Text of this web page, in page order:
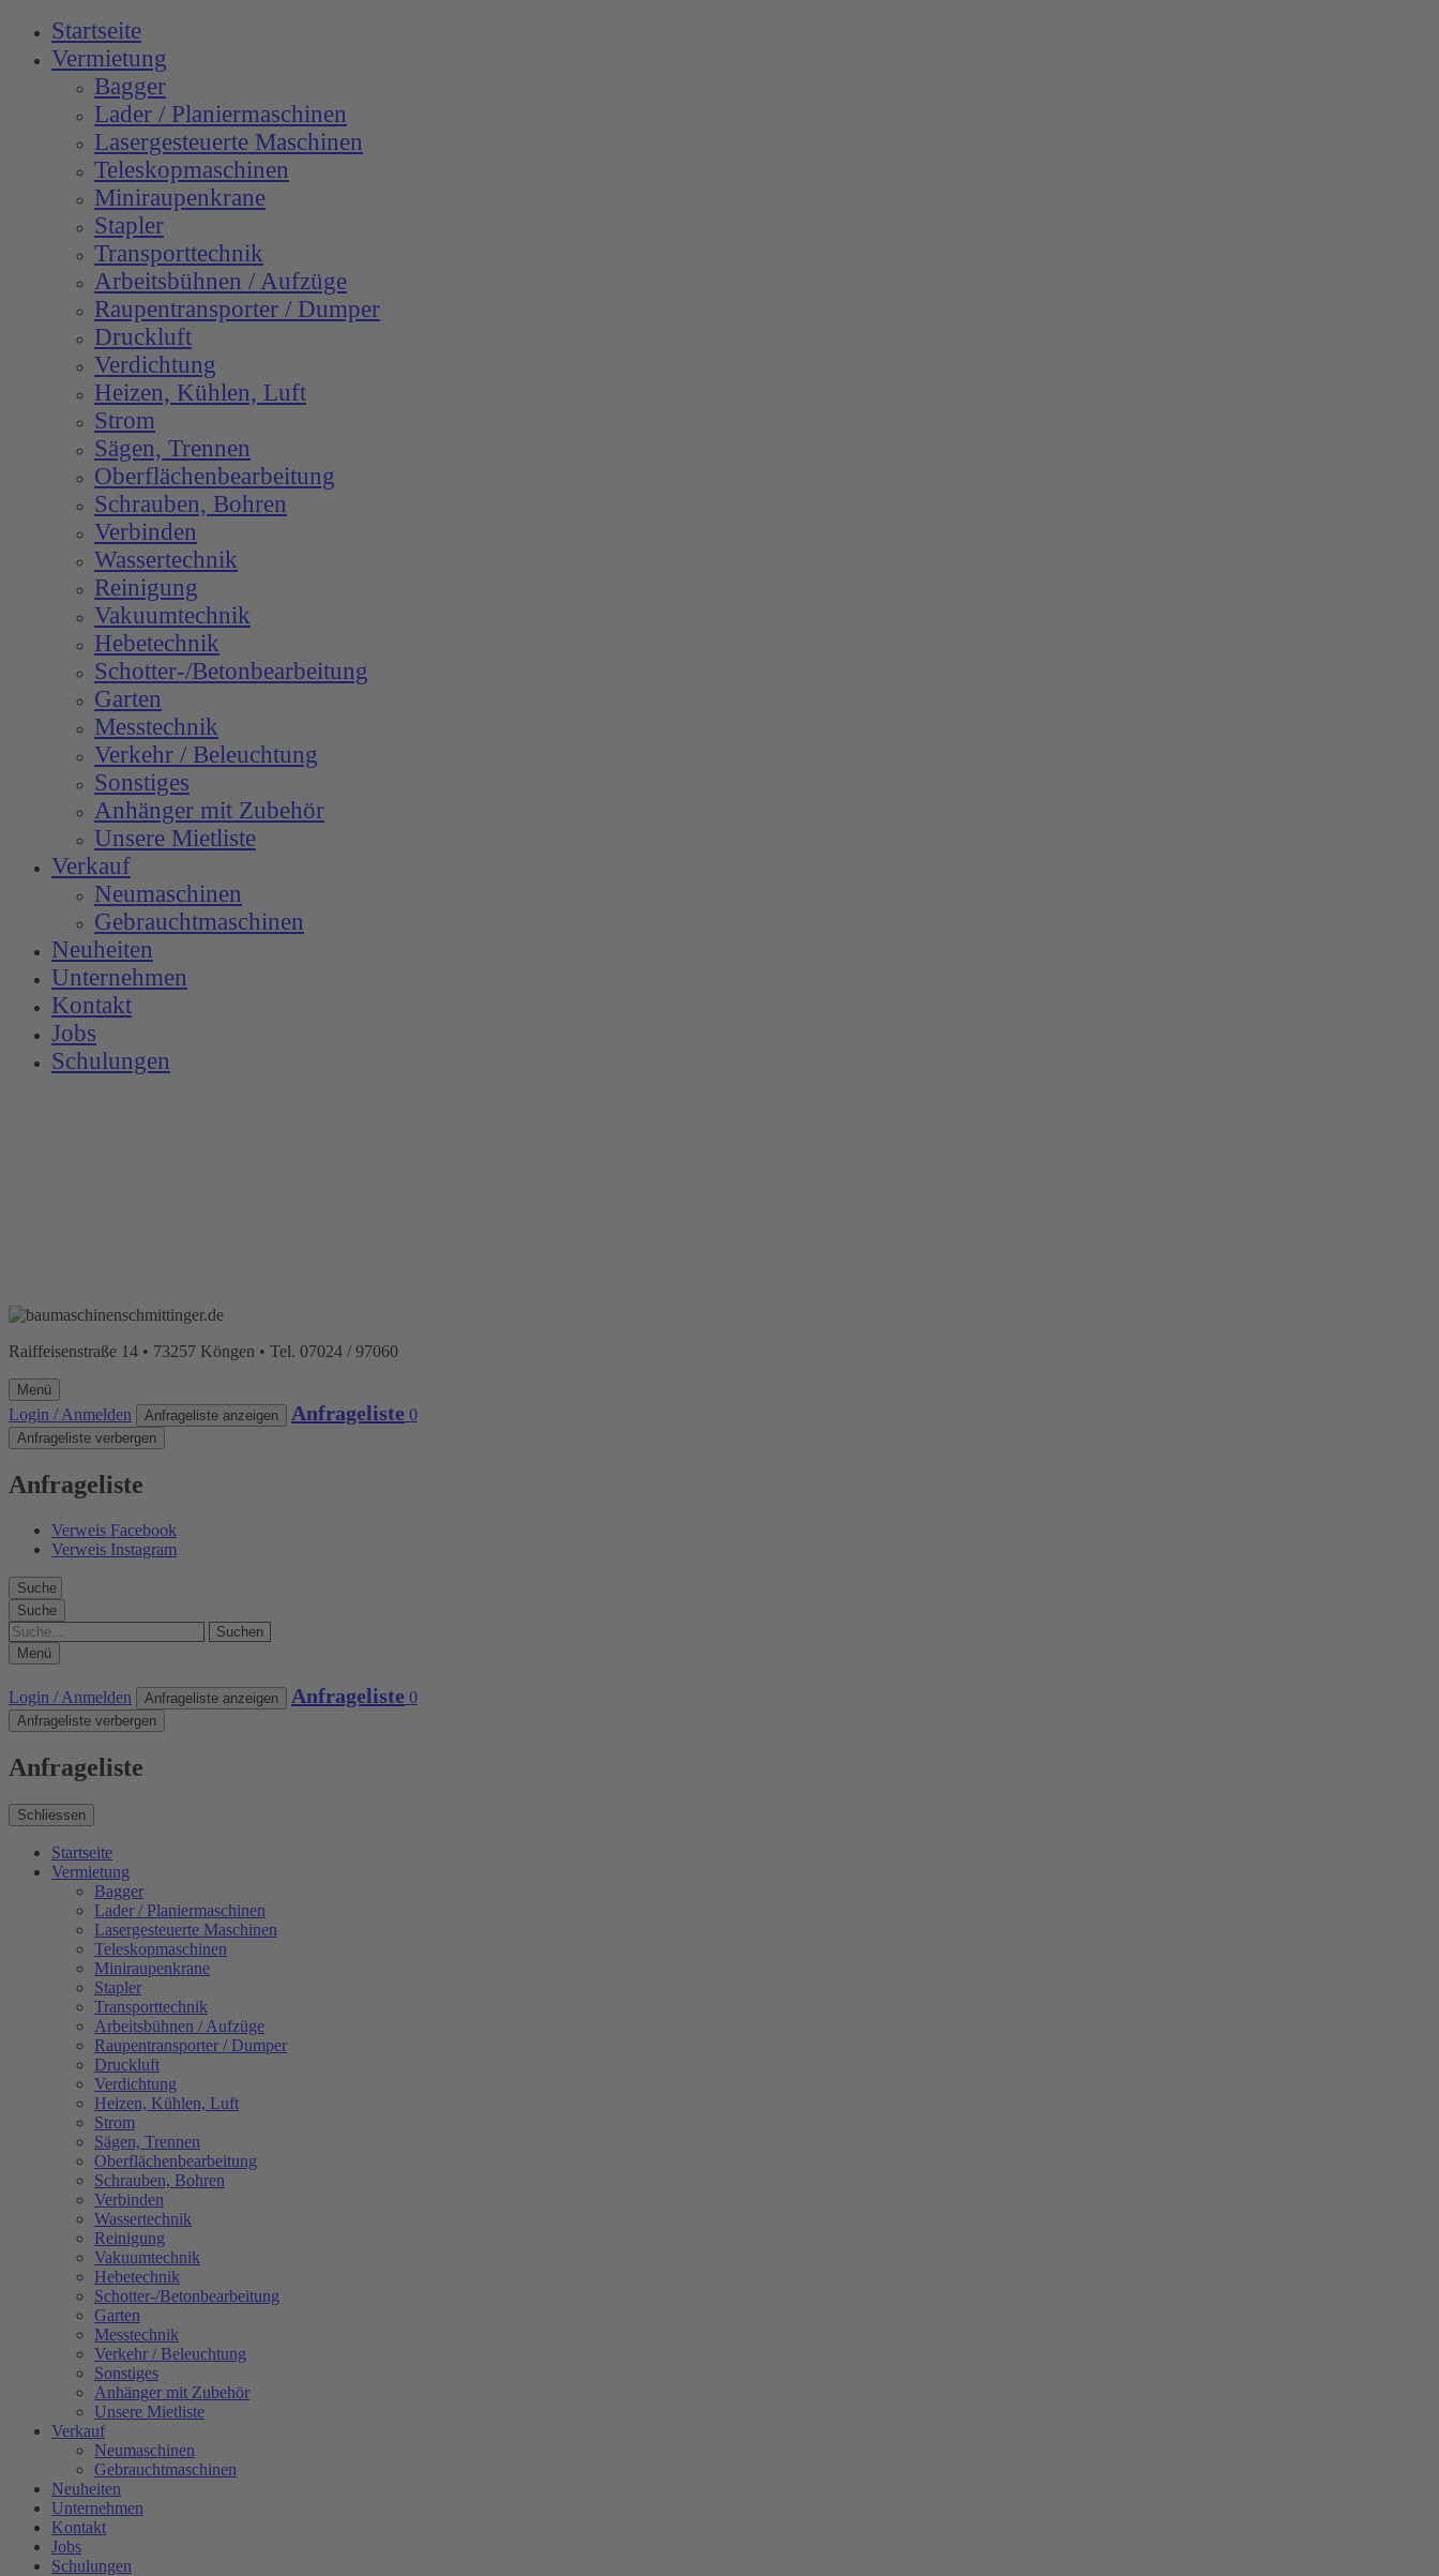
Startseite
Vermietung
Bagger
Lader / Planiermaschinen
Lasergesteuerte Maschinen
Teleskopmaschinen
Miniraupenkrane
Stapler
Transporttechnik
Arbeitsbühnen / Aufzüge
Raupentransporter / Dumper
Druckluft
Verdichtung
Heizen, Kühlen, Luft
Strom
Sägen, Trennen
Oberflächenbearbeitung
Schrauben, Bohren
Verbinden
Wassertechnik
Reinigung
Vakuumtechnik
Hebetechnik
Schotter-/Betonbearbeitung
Garten
Messtechnik
Verkehr / Beleuchtung
Sonstiges
Anhänger mit Zubehör
Unsere Mietliste
Verkauf
Neumaschinen
Gebrauchtmaschinen
Neuheiten
Unternehmen
Kontakt
Jobs
Schulungen
Raiffeisenstraße 14 • 73257 Köngen • Tel. 07024 / 97060
Menü
Login / Anmelden Anfrageliste anzeigen Anfrageliste 0
Anfrageliste verbergen
Anfrageliste
Verweis Facebook
Verweis Instagram
Suche
Suche
Suche
Menü
Login / Anmelden Anfrageliste anzeigen Anfrageliste 0
Anfrageliste verbergen
Anfrageliste
Schliessen
Startseite
Vermietung
Bagger
Lader / Planiermaschinen
Lasergesteuerte Maschinen
Teleskopmaschinen
Miniraupenkrane
Stapler
Transporttechnik
Arbeitsbühnen / Aufzüge
Raupentransporter / Dumper
Druckluft
Verdichtung
Heizen, Kühlen, Luft
Strom
Sägen, Trennen
Oberflächenbearbeitung
Schrauben, Bohren
Verbinden
Wassertechnik
Reinigung
Vakuumtechnik
Hebetechnik
Schotter-/Betonbearbeitung
Garten
Messtechnik
Verkehr / Beleuchtung
Sonstiges
Anhänger mit Zubehör
Unsere Mietliste
Verkauf
Neumaschinen
Gebrauchtmaschinen
Neuheiten
Unternehmen
Kontakt
Jobs
Schulungen